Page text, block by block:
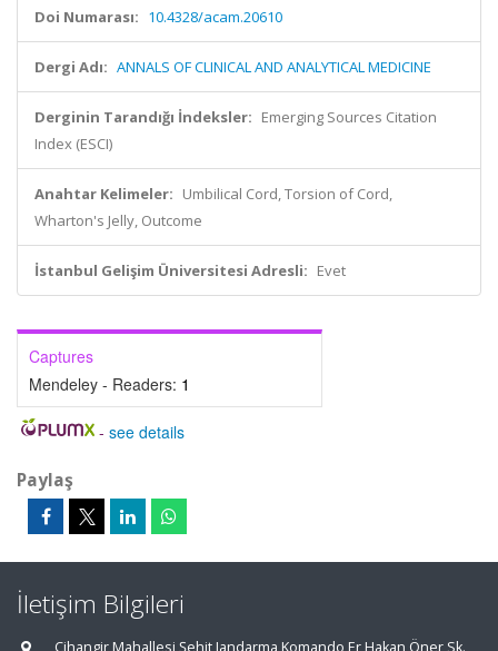
Doi Numarası: 10.4328/acam.20610
Dergi Adı: ANNALS OF CLINICAL AND ANALYTICAL MEDICINE
Derginin Tarandığı İndeksler: Emerging Sources Citation
Index (ESCI)
Anahtar Kelimeler: Umbilical Cord, Torsion of Cord,
Wharton's Jelly, Outcome
İstanbul Gelişim Üniversitesi Adresli: Evet
Captures
Mendeley - Readers: 1
- see details
Paylaş
İletişim Bilgileri
Cihangir Mahallesi Şehit Jandarma Komando Er Hakan Öner Sk.